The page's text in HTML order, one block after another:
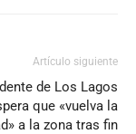
Artículo siguiente
de Los Lagos
que «vuelva la
a la zona tras fin